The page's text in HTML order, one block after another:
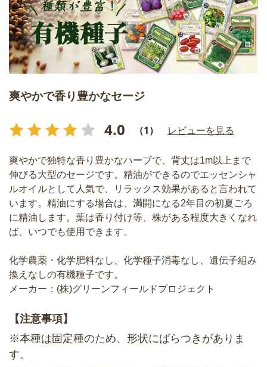
爽やかで香り豊かなセージ
4.0 （1） レビューを見る
爽やかで独特な香り豊かなハーブで、背丈は1m以上まで
伸びる大型のセージです。精油ができるのでエッセンシャ
ルオイルとして人気で、リラックス効果があると言われて
います。精油にする場合は、満開になる2年目の初夏ごろ
に精油します。葉は香り付け等、株がある程度大きくなれ
ば、いつでも使用できます。
化学農薬・化学肥料なし、化学種子消毒なし、遺伝子組み
換えなしの有機種子です。
メーカー：(株)グリーンフィールドプロジェクト
【注意事項】
※本種は固定種のため、形状にばらつきがありま
す。